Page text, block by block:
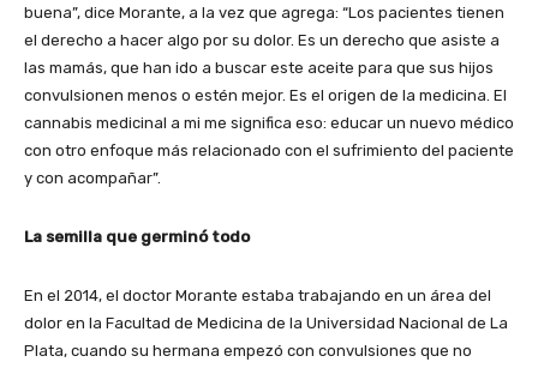
buena”, dice Morante, a la vez que agrega: “Los pacientes tienen
el derecho a hacer algo por su dolor. Es un derecho que asiste a
las mamás, que han ido a buscar este aceite para que sus hijos
convulsionen menos o estén mejor. Es el origen de la medicina. El
cannabis medicinal a mi me significa eso: educar un nuevo médico
con otro enfoque más relacionado con el sufrimiento del paciente
y con acompañar”.
La semilla que germinó todo
En el 2014, el doctor Morante estaba trabajando en un área del
dolor en la Facultad de Medicina de la Universidad Nacional de La
Plata, cuando su hermana empezó con convulsiones que no